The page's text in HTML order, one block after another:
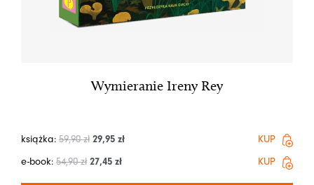
Wymieranie Ireny Rey
książka: 59,90zł 29,95 zł
KUP
e-book: 54,90zł 27,45 zł KUP